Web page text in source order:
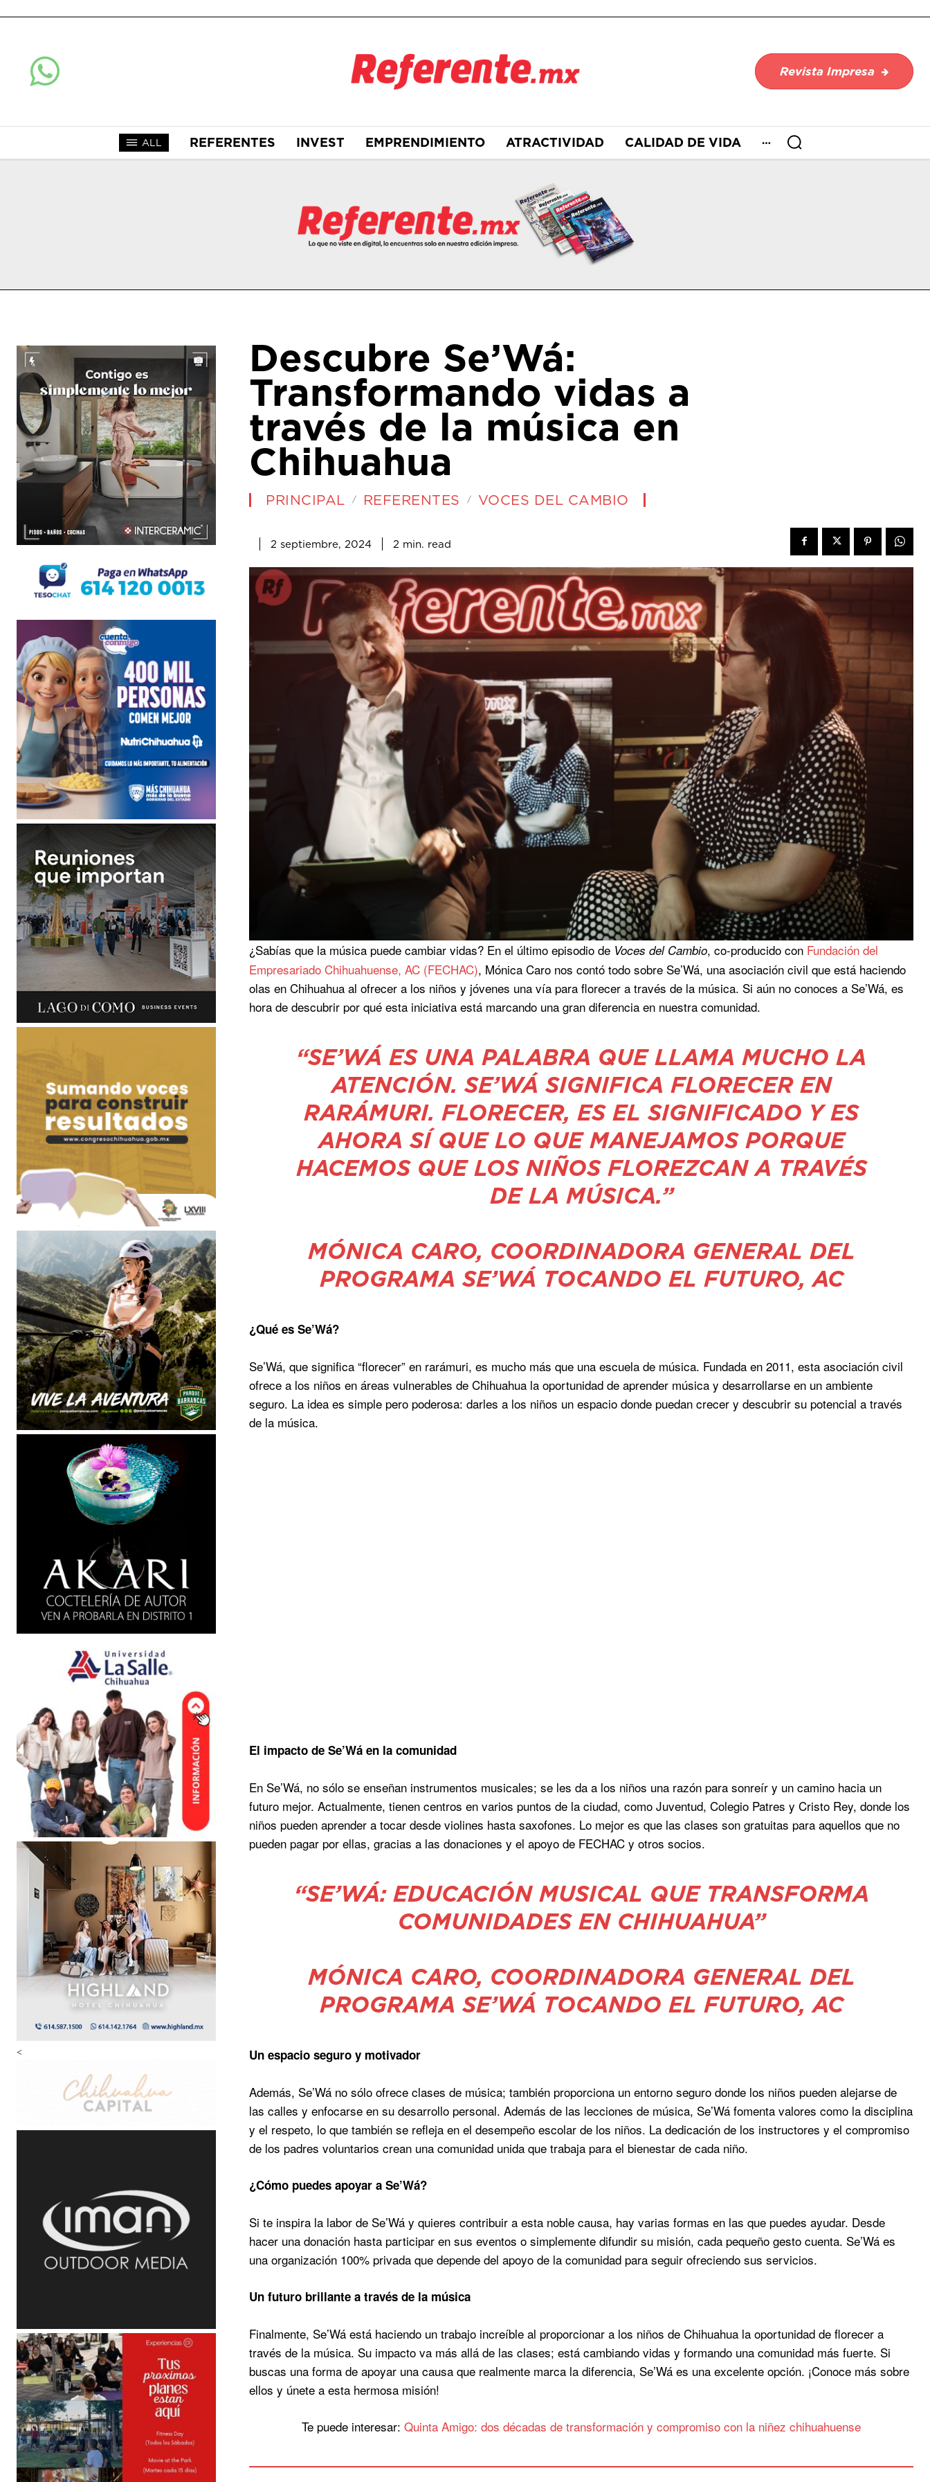
Revista Impresa
ALL REFERENTES INVEST EMPRENDIMIENTO ATRACTIVIDAD CALIDAD DE VIDA
<
Descubre Se’Wá:
Transformando vidas a
través de la música en
Chihuahua
PRINCIPAL REFERENTES VOCES DEL CAMBIO
2 septiembre, 2024 2 min. read
¿Sabías que la música puede cambiar vidas? En el último episodio de Voces del Cambio, co-producido con Fundación del
Empresariado Chihuahuense, AC (FECHAC), Mónica Caro nos contó todo sobre Se’Wá, una asociación civil que está haciendo
olas en Chihuahua al ofrecer a los niños y jóvenes una vía para florecer a través de la música. Si aún no conoces a Se’Wá, es
hora de descubrir por qué esta iniciativa está marcando una gran diferencia en nuestra comunidad.
“SE’WÁ ES UNA PALABRA QUE LLAMA MUCHO LA
ATENCIÓN. SE’WÁ SIGNIFICA FLORECER EN
RARÁMURI. FLORECER, ES EL SIGNIFICADO Y ES
AHORA SÍ QUE LO QUE MANEJAMOS PORQUE
HACEMOS QUE LOS NIÑOS FLOREZCAN A TRAVÉS
DE LA MÚSICA.”
MÓNICA CARO, COORDINADORA GENERAL DEL
PROGRAMA SE’WÁ TOCANDO EL FUTURO, AC
¿Qué es Se’Wá?
Se’Wá, que significa “florecer” en rarámuri, es mucho más que una escuela de música. Fundada en 2011, esta asociación civil
ofrece a los niños en áreas vulnerables de Chihuahua la oportunidad de aprender música y desarrollarse en un ambiente
seguro. La idea es simple pero poderosa: darles a los niños un espacio donde puedan crecer y descubrir su potencial a través
de la música.
El impacto de Se’Wá en la comunidad
En Se’Wá, no sólo se enseñan instrumentos musicales; se les da a los niños una razón para sonreír y un camino hacia un
futuro mejor. Actualmente, tienen centros en varios puntos de la ciudad, como Juventud, Colegio Patres y Cristo Rey, donde los
niños pueden aprender a tocar desde violines hasta saxofones. Lo mejor es que las clases son gratuitas para aquellos que no
pueden pagar por ellas, gracias a las donaciones y el apoyo de FECHAC y otros socios.
“SE’WÁ: EDUCACIÓN MUSICAL QUE TRANSFORMA
COMUNIDADES EN CHIHUAHUA”
MÓNICA CARO, COORDINADORA GENERAL DEL
PROGRAMA SE’WÁ TOCANDO EL FUTURO, AC
Un espacio seguro y motivador
Además, Se’Wá no sólo ofrece clases de música; también proporciona un entorno seguro donde los niños pueden alejarse de
las calles y enfocarse en su desarrollo personal. Además de las lecciones de música, Se’Wá fomenta valores como la disciplina
y el respeto, lo que también se refleja en el desempeño escolar de los niños. La dedicación de los instructores y el compromiso
de los padres voluntarios crean una comunidad unida que trabaja para el bienestar de cada niño.
¿Cómo puedes apoyar a Se’Wá?
Si te inspira la labor de Se’Wá y quieres contribuir a esta noble causa, hay varias formas en las que puedes ayudar. Desde
hacer una donación hasta participar en sus eventos o simplemente difundir su misión, cada pequeño gesto cuenta. Se’Wá es
una organización 100% privada que depende del apoyo de la comunidad para seguir ofreciendo sus servicios.
Un futuro brillante a través de la música
Finalmente, Se’Wá está haciendo un trabajo increíble al proporcionar a los niños de Chihuahua la oportunidad de florecer a
través de la música. Su impacto va más allá de las clases; está cambiando vidas y formando una comunidad más fuerte. Si
buscas una forma de apoyar una causa que realmente marca la diferencia, Se’Wá es una excelente opción. ¡Conoce más sobre
ellos y únete a esta hermosa misión!
Te puede interesar: Quinta Amigo: dos décadas de transformación y compromiso con la niñez chihuahuense